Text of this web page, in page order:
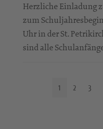
Herzliche Einladung
zum
Uhr in der St.
sind alle
1 2 3